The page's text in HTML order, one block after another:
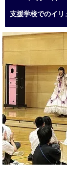
支援学校でのイリ